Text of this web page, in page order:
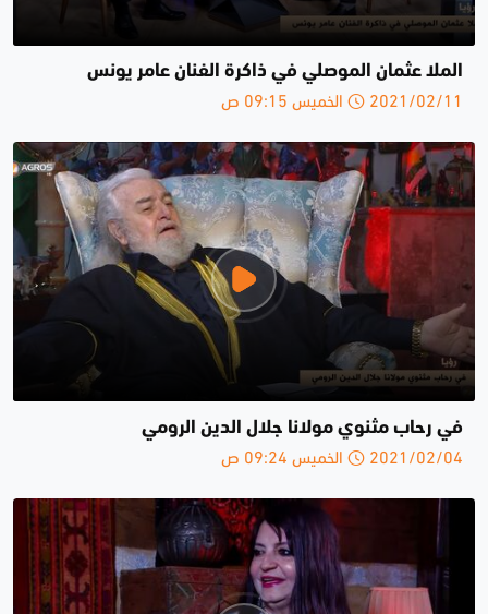
الملا عثمان الموصلي في ذاكرة الفنان عامر يونس
2021/02/11 الخميس 09:15 ص
في رحاب مثنوي مولانا جلال الدين الرومي
2021/02/04 الخميس 09:24 ص